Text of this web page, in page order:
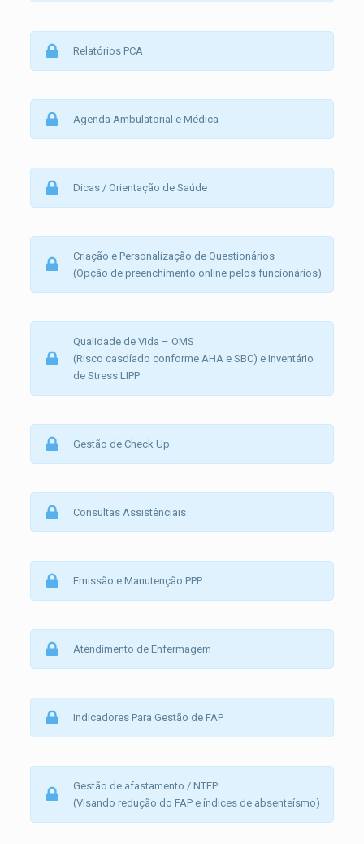
Relatórios PCA
Agenda Ambulatorial e Médica
Dicas / Orientação de Saúde
Criação e Personalização de Questionários
(Opção de preenchimento online pelos funcionários)
Qualidade de Vida – OMS
(Risco casdíado conforme AHA e SBC) e Inventário
de Stress LIPP
Gestão de Check Up
Consultas Assistênciais
Emissão e Manutenção PPP
Atendimento de Enfermagem
Indicadores Para Gestão de FAP
Gestão de afastamento / NTEP
(Visando redução do FAP e índices de absenteísmo)